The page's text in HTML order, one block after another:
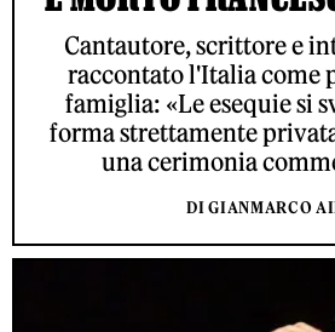
Cantautore, scrittore e
raccontato l'Italia come
famiglia: «Le esequie si
forma strettamente
una cerimonia
DI GIANMARCO